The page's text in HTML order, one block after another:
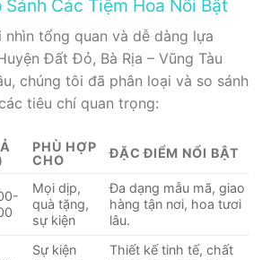
Sánh Các Tiệm Hoa Nổi Bật
tổng quan và dễ dàng lựa
Đất Đỏ, Bà Rịa – Vũng Tàu
chúng tôi đã phân loại và so sánh
tiêu chí quan trọng:
PHÙ HỢP
CHO
ĐẶC ĐIỂM NỔI BẬT
Mọi dịp,
quà tặng,
sự kiện
Đa dạng mẫu mã, giao
hàng tận nơi, hoa tươi
lâu.
Sự kiện
Thiết kế tinh tế, chất